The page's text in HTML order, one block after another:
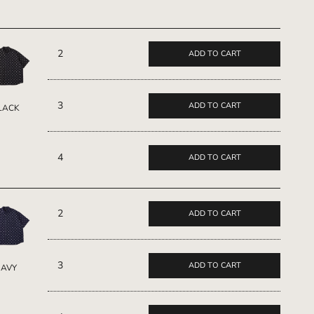
2 ADD TO CART
3 ADD TO CART
4 ADD TO CART
2 ADD TO CART
3 ADD TO CART